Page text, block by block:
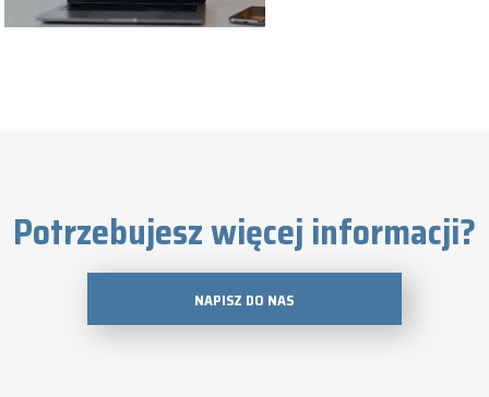
Potrzebujesz więcej informacji?
NAPISZ DO NAS